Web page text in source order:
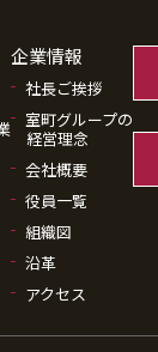
企業情報
社長ご挨拶
室町グループの
経営理念
会社概要
役員一覧
組織図
沿革
アクセス